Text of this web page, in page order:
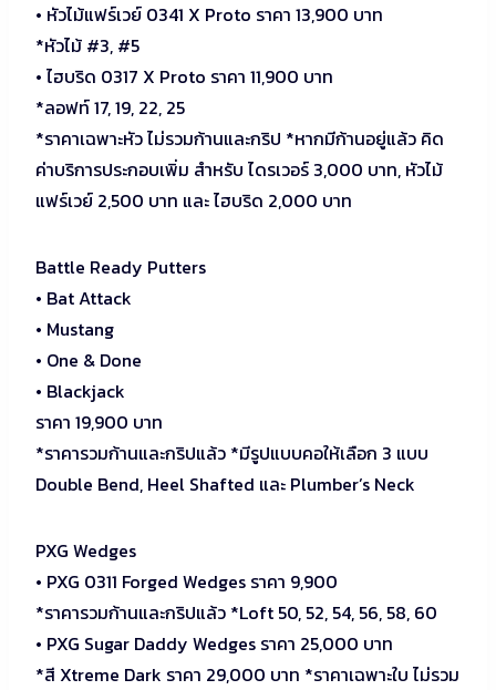
• หัวไม้แฟร์เวย์ 0341 X Proto ราคา 13,900 บาท
*หัวไม้ #3, #5
• ไฮบริด 0317 X Proto ราคา 11,900 บาท
*ลอฟท์ 17, 19, 22, 25
*ราคาเฉพาะหัว ไม่รวมก้านและกริป *หากมีก้านอยู่แล้ว คิด
ค่าบริการประกอบเพิ่ม สำหรับ ไดรเวอร์ 3,000 บาท, หัวไม้
แฟร์เวย์ 2,500 บาท และ ไฮบริด 2,000 บาท
Battle Ready Putters
• Bat Attack
• Mustang
• One & Done
• Blackjack
ราคา 19,900 บาท
*ราคารวมก้านและกริปแล้ว *มีรูปแบบคอให้เลือก 3 แบบ
Double Bend, Heel Shafted และ Plumber’s Neck
PXG Wedges
• PXG 0311 Forged Wedges ราคา 9,900
*ราคารวมก้านและกริปแล้ว *Loft 50, 52, 54, 56, 58, 60
• PXG Sugar Daddy Wedges ราคา 25,000 บาท
*สี Xtreme Dark ราคา 29,000 บาท *ราคาเฉพาะใบ ไม่รวม